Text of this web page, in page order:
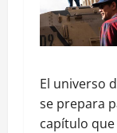
El universo
se prepara
capítulo